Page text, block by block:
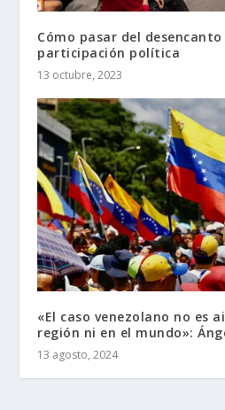
Cómo pasar del
participación política
13 octubre, 2023
«El caso venezolano no es
región ni en el mundo»:
13 agosto, 2024